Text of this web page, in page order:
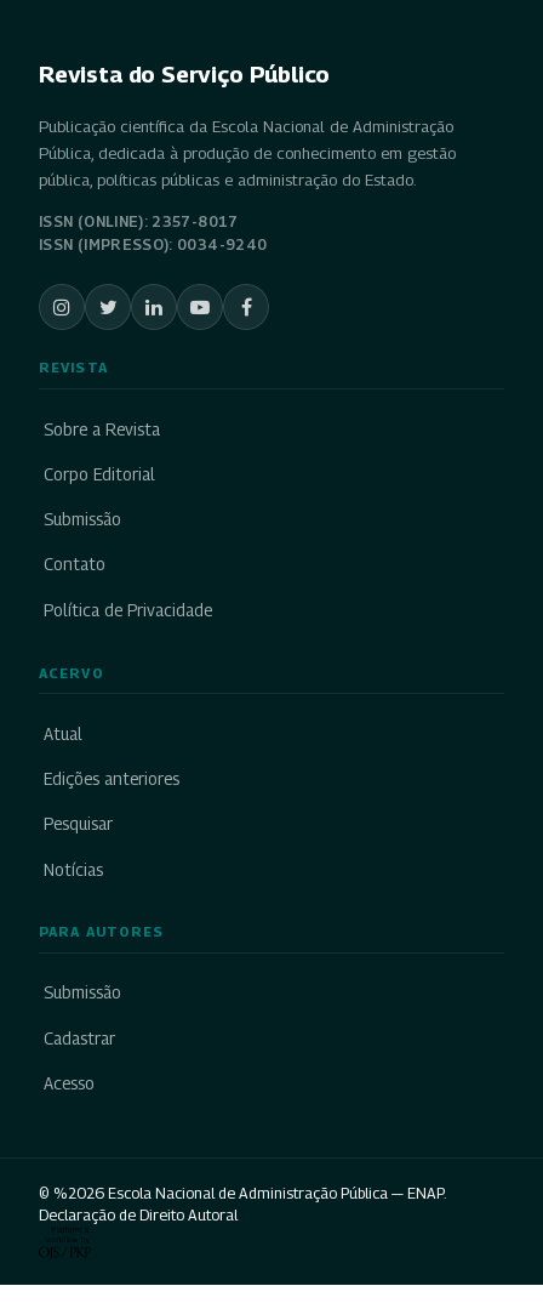
Revista do Serviço Público
Publicação científica da Escola Nacional de Administração
Pública, dedicada à produção de conhecimento em gestão
pública, políticas públicas e administração do Estado.
ISSN (ONLINE): 2357-8017
ISSN (IMPRESSO): 0034-9240
REVISTA
Sobre a Revista
Corpo Editorial
Submissão
Contato
Política de Privacidade
ACERVO
Atual
Edições anteriores
Pesquisar
Notícias
PARA AUTORES
Submissão
Cadastrar
Acesso
© %2026 Escola Nacional de Administração Pública — ENAP.
Declaração de Direito Autoral